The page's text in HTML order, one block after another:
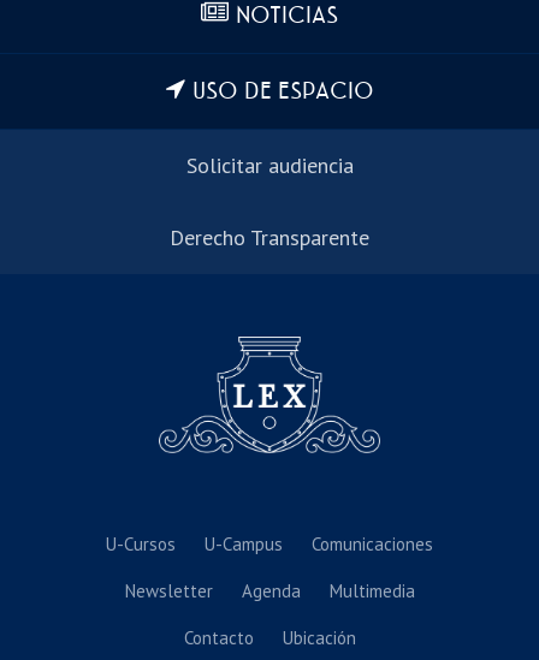
NOTICIAS
USO DE ESPACIO
Solicitar audiencia
Derecho Transparente
U-Cursos U-Campus Comunicaciones
Newsletter Agenda Multimedia
Contacto Ubicación